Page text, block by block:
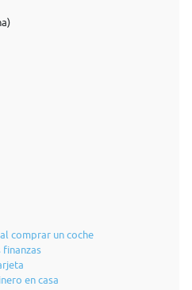
comprar un coche
finanzas
en casa